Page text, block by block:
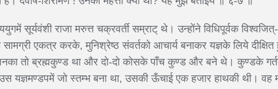
सूर्यवंशी राजा मरुत्त चक्रवर्ती सम्राट् थे। उन्होंने विधिपूर्वक
सामग्री एकत्र करके, मुनिश्रेष्ठ संवर्तको आचार्य बनाकर यज्ञके लिये
तो ब्रह्मकुण्ड था और दो-दो कोसके पाँच कुण्ड और बने थे। कुण्डके
यज्ञमण्डपमें जो स्तम्भ बना था, उसकी ऊँचाई एक हजार हाथकी थी। वह